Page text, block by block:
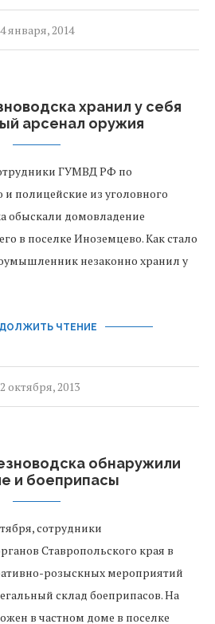
4 января, 2014
хранил у себя
арсенал оружия
ГУМВД РФ по
полицейские из уголовного
обыскали домовладение
в поселке Иноземцево. Как стало
незаконно хранил у
ЧТЕНИЕ
октября, 2013
обнаружили
и боеприпасы
сотрудники
Ставропольского края в
розыскных мероприятий
склад боеприпасов. На
в частном доме в поселке